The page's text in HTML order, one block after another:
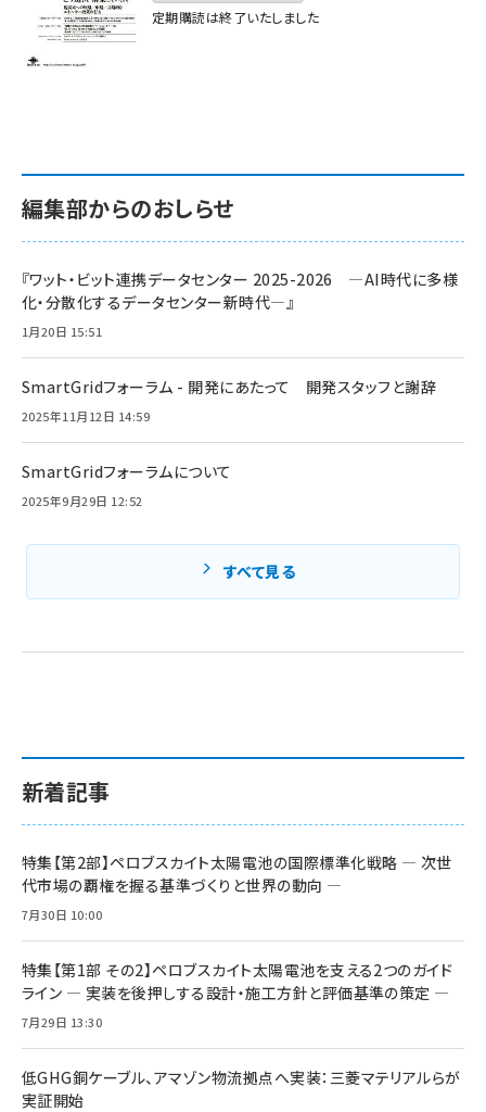
新着記事
特集【第2部】ペロブスカイト太陽電池の国際標準化戦略 ― 次世
代市場の覇権を握る基準づくりと世界の動向 ―
7月30日 10:00
特集【第1部 その2】ペロブスカイト太陽電池を支える2つのガイド
ライン ― 実装を後押しする設計・施工方針と評価基準の策定 ―
7月29日 13:30
低GHG銅ケーブル、アマゾン物流拠点へ実装：三菱マテリアルらが
実証開始
定期購読は終了いたしました
編集部からのおしらせ
『ワット・ビット連携データセンター 2025-2026 ―AI時代に多様
化・分散化するデータセンター新時代―』
1月20日 15:51
SmartGridフォーラム - 開発にあたって 開発スタッフと謝辞
2025年11月12日 14:59
SmartGridフォーラムについて
2025年9月29日 12:52
すべて見る